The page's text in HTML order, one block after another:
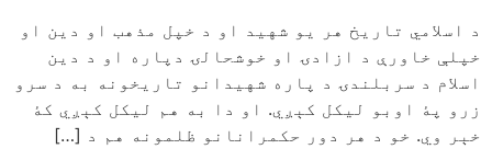
د اسلامي تاريخ هر يو شهيد او د خپل مذهب او دين او
خپلې خاورې د ازادۍ او خوشحالۍ دپاره او د دين
اسلام د سربلندۍ د پاره شهيدانو تاريخونه به د سرو
زرو پۀ اوبو ليکل کېږي. او دا به هم ليکل کېږي کۀ
خېر وي. خو د هر دور حکمرانانو ظلمونه هم د […]